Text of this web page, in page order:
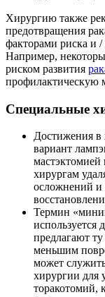
Хирургию также
предотвращения
факторами риска и /
Например,
риском развития
профилактическую
Специальные
Достижения в
вариант
хирургам
осложнений и
Термин
используется
предлагают
меньшим
может
хирургии для
торакотомий,